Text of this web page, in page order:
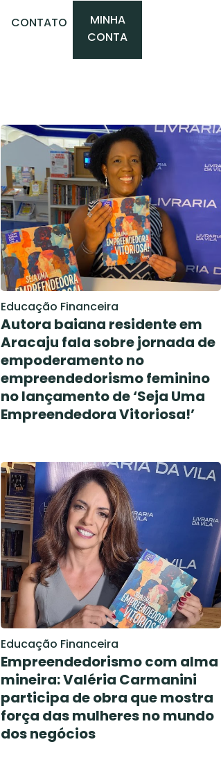
CONTATO
MINHA
CONTA
Educação Financeira
Autora baiana residente em
Aracaju fala sobre jornada de
empoderamento no
empreendedorismo feminino
no lançamento de ‘Seja Uma
Empreendedora Vitoriosa!’
Educação Financeira
Empreendedorismo com alma
mineira: Valéria Carmanini
participa de obra que mostra
força das mulheres no mundo
dos negócios